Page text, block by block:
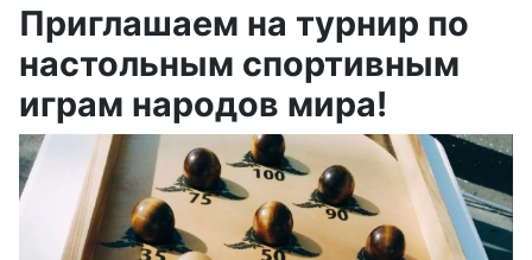
Приглашаем на турнир по
настольным спортивным
играм народов мира!